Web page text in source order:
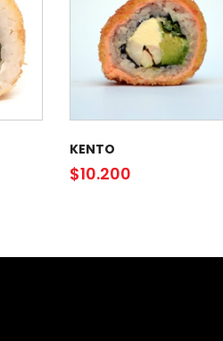
KENTO
$10.200